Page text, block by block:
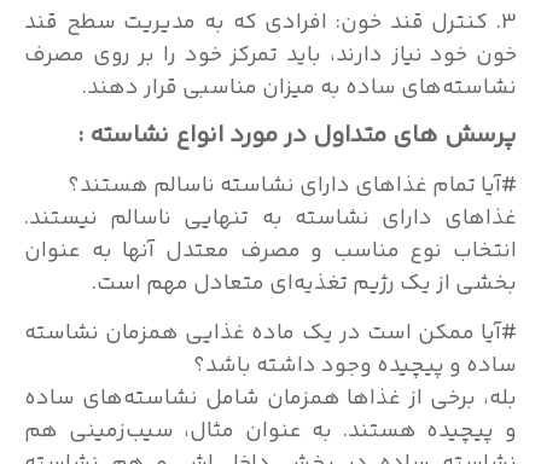
3. کنترل قند خون: افرادی که به مدیریت سطح قند
خون خود نیاز دارند، باید تمرکز خود را بر روی مصرف
نشاسته‌های ساده به میزان مناسبی قرار دهند.
پرسش ‌های متداول در مورد انواع نشاسته :
#آیا تمام غذاهای دارای نشاسته ناسالم هستند؟
غذاهای دارای نشاسته به تنهایی ناسالم نیستند.
انتخاب نوع مناسب و مصرف معتدل آنها به عنوان
بخشی از یک رژیم تغذیه‌ای متعادل مهم است.
#آیا ممکن است در یک ماده غذایی همزمان نشاسته
ساده و پیچیده وجود داشته باشد؟
بله، برخی از غذاها همزمان شامل نشاسته‌های ساده
و پیچیده هستند. به عنوان مثال، سیب‌زمینی هم